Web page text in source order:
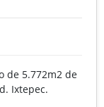
de 5.772m2 de
Ixtepec.